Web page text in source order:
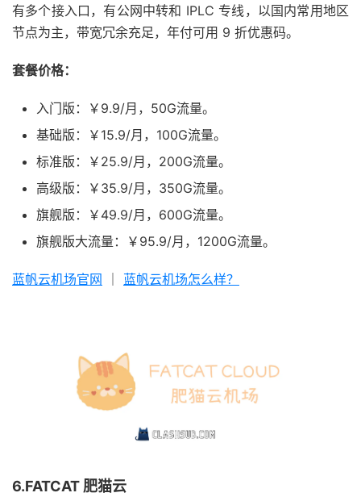
有多个接入口，有公网中转和 IPLC 专线，以国内常用地区
节点为主，带宽冗余充足，年付可用 9 折优惠码。
套餐价格：
入门版：￥9.9/月，50G流量。
基础版：￥15.9/月，100G流量。
标准版：￥25.9/月，200G流量。
高级版：￥35.9/月，350G流量。
旗舰版：￥49.9/月，600G流量。
旗舰版大流量：￥95.9/月，1200G流量。
蓝帆云机场官网 蓝帆云机场怎么样？
6.FATCAT 肥猫云